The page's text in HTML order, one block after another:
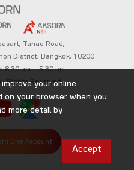
Tanao Road,
District, Bangkok, 10200
8.30 am. – 5.30 pm.
Rights Reserved
One Account
your online
on your browser when you
more detail by
Accept